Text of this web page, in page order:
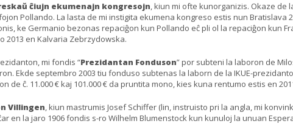
ĉiujn ekumenajn kongresojn, kiun mi ofte kunorganizis. Okaze de
Pollando. La lasta de mi instigita ekumena kongreso estis nun Bratislava
ke Germanio bezonas repaciĝon kun Pollando eĉ pli ol la repaciĝon kun
2013 en Kalvaria Zebrzydowska.
mi fondis “Prezidantan Fonduson” por subteni la laboron de
Ekde septembro 2003 tiu fonduso subtenas la laborn de la IKUE-
de ĉ. 11.000 € kaj 101.000 € da pruntita mono, kies kuna rentumo estis en
Villingen, kiun mastrumis Josef Schiffer (lin, instruisto pri la angla, mi
en la jaro 1906 fondis s-ro Wilhelm Blumenstock kun kunuloj la unuan